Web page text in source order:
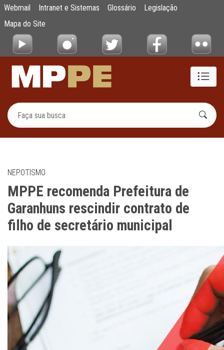
Pular para o Conteúdo principal
MPPE recomenda Prefeitura de
Webmail Intranet e Sistemas Glossário
Legislação
Mapa do Site
NEPOTISMO
MPPE recomenda Prefeitura de
Garanhuns rescindir contrato de
filho de secretário municipal